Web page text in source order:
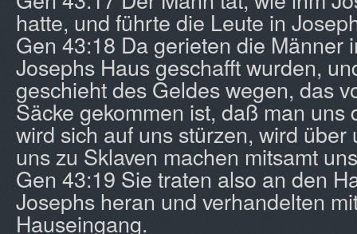
hatte, und führte die Leute in
Gen 43:18 Da gerieten die Männer
Josephs Haus geschafft wurden,
geschieht des Geldes wegen, das
Säcke gekommen ist, daß man uns
wird sich auf uns stürzen, wird
uns zu Sklaven machen mitsamt
Gen 43:19 Sie traten also an den
Josephs heran und verhandelten
Hauseingang.